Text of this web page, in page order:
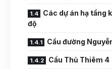
Các dự án hạ tầng
độ
Cầu đường
Cầu Thủ Thiêm 4